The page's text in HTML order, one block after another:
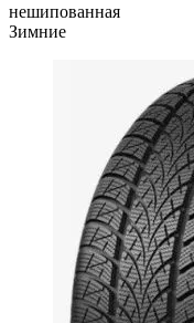
нешипованная
Зимние